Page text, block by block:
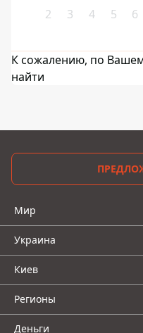
2 3 4 5 6
К сожалению, по
найти
Мир
Украина
Киев
Регионы
Деньги